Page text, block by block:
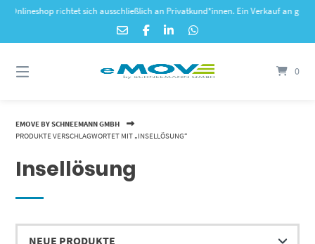
Springe
richtet sich ausschließlich an Privatkund*innen. Ein Verkauf an
0
EMOVE BY SCHNEEMANN GMBH
PRODUKTE VERSCHLAGWORTET MIT „INSELLÖSUNG“
Insellösung